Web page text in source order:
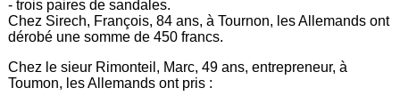
- trois paires de sandales.
Chez Sirech, François, 84 ans, à Tournon, les Allemands ont
dérobé une somme de 450 francs.
Chez le sieur Rimonteil, Marc, 49 ans, entrepreneur, à
Toumon, les Allemands ont pris :